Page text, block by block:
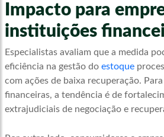
Impacto para
instituições
Especialistas avaliam que a medida
eficiência na gestão do estoque
com ações de baixa recuperação.
financeiras, a tendência é de
extrajudiciais de negociação e